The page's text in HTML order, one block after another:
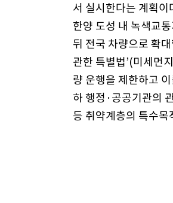
서 실시한다는 계획
한양 도성 내 녹색교
뒤 전국 차량으로 확
관한 특별법’(미세먼
량 운행을 제한하고
하 행정·공공기관의
등 취약계층의 특수